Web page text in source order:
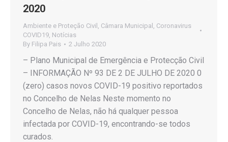
2020
Ambiente e Proteção Civil Câmara Municipal Coronavirus
COVID19 Notícias
By Filipa Pais 2 Julho 2020
– Plano Municipal de Emergência e Protecção Civil
– INFORMAÇÃO Nº 93 DE 2 DE JULHO DE 2020 0
(zero) casos novos COVID-19 positivo reportados
no Concelho de Nelas Neste momento no
Concelho de Nelas, não há qualquer pessoa
infectada por COVID-19, encontrando-se todos
curados.